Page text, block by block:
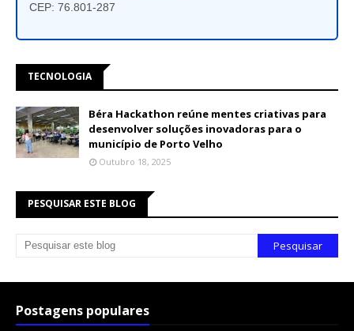
CEP: 76.801-287
TECNOLOGIA
Béra Hackathon reúne mentes criativas para
desenvolver soluções inovadoras para o
município de Porto Velho
Outubro 18, 2025
PESQUISAR ESTE BLOG
Postagens populares